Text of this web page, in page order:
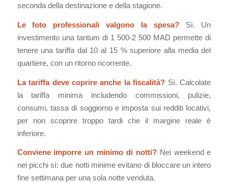
seconda della destinazione e della stagione.
Le foto professionali valgono la spesa?Sì. Un
investimento una tantum di 1 500-2 500 MAD permette di
tenere una tariffa dal 10 al 15 % superiore alla media del
quartiere, con un ritorno ricorrente.
La tariffa deve coprire anche la fiscalità? Sì. Calcolate
la tariffa minima includendo commissioni, pulizie,
consumi, tassa di soggiorno e imposta sui redditi locativi,
per non scoprire troppo tardi che il margine reale è
inferiore.
Conviene imporre un minimo di notti?Nei weekend e
nei picchi sì: due notti minime evitano di bloccare un intero
fine settimana per una sola notte venduta.